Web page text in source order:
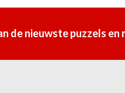
de nieuwste puzzels en